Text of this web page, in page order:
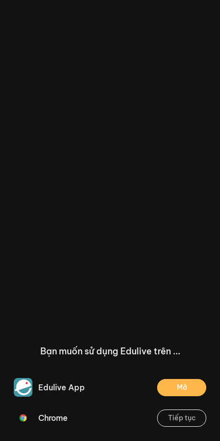
/--
Thoát
Bạn muốn sử dụng Edulive trên ...
Edulive App Mở
Chrome Tiếp tục